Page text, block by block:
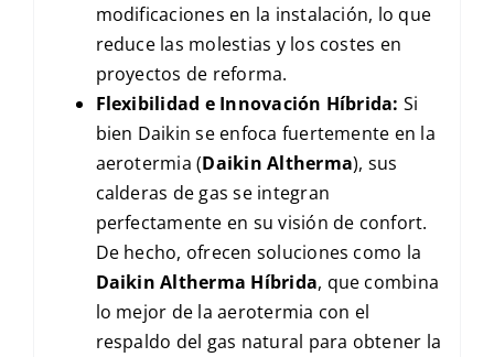
modificaciones en la instalación, lo que
reduce las molestias y los costes en
proyectos de reforma.
Flexibilidad e Innovación Híbrida: Si
bien Daikin se enfoca fuertemente en la
aerotermia (Daikin Altherma), sus
calderas de gas se integran
perfectamente en su visión de confort.
De hecho, ofrecen soluciones como la
Daikin Altherma Híbrida, que combina
lo mejor de la aerotermia con el
respaldo del gas natural para obtener la